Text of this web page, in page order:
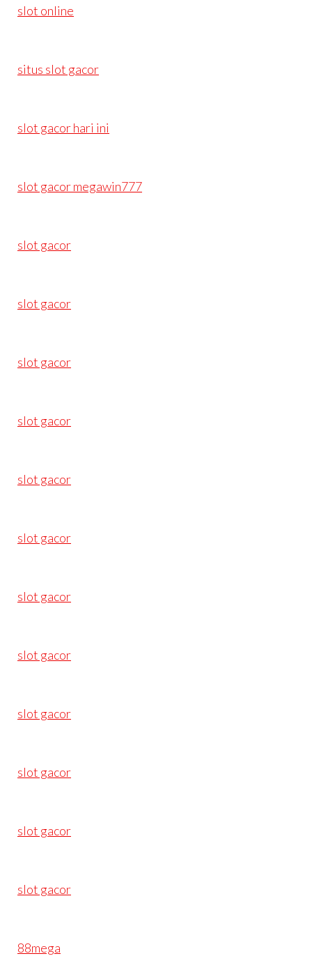
slot online
situs slot gacor
slot gacor hari ini
slot gacor megawin777
slot gacor
slot gacor
slot gacor
slot gacor
slot gacor
slot gacor
slot gacor
slot gacor
slot gacor
slot gacor
slot gacor
slot gacor
88mega